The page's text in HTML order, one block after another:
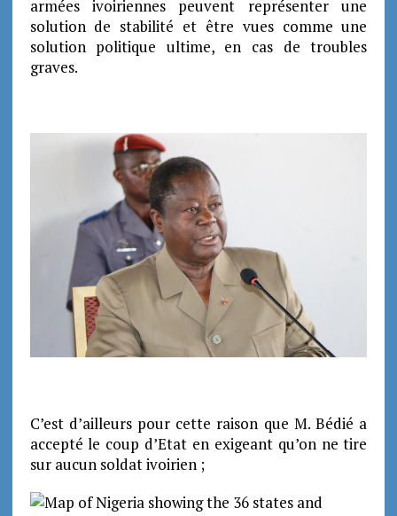
armées ivoiriennes peuvent représenter une
solution de stabilité et être vues comme une
solution politique ultime, en cas de troubles
graves.
C’est d’ailleurs pour cette raison que M. Bédié a
accepté le coup d’Etat en exigeant qu’on ne tire
sur aucun soldat ivoirien ;